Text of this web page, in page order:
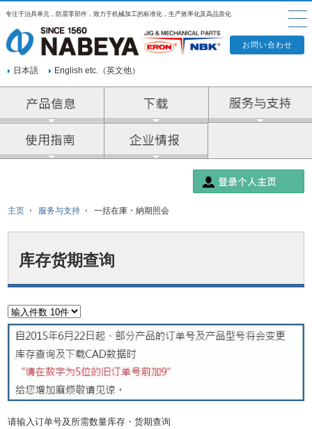
专注于治具单元，防震零部件，致力于机械加工的标准化，生产效率化及高品质化
日本語 English etc.（英文他）
主页 服务与支持 一括在庫・納期照会
库存货期查询
请输入订单号及所需数量库存・货期查询